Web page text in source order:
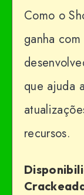
Como o
ganha
que ajuda
recursos.